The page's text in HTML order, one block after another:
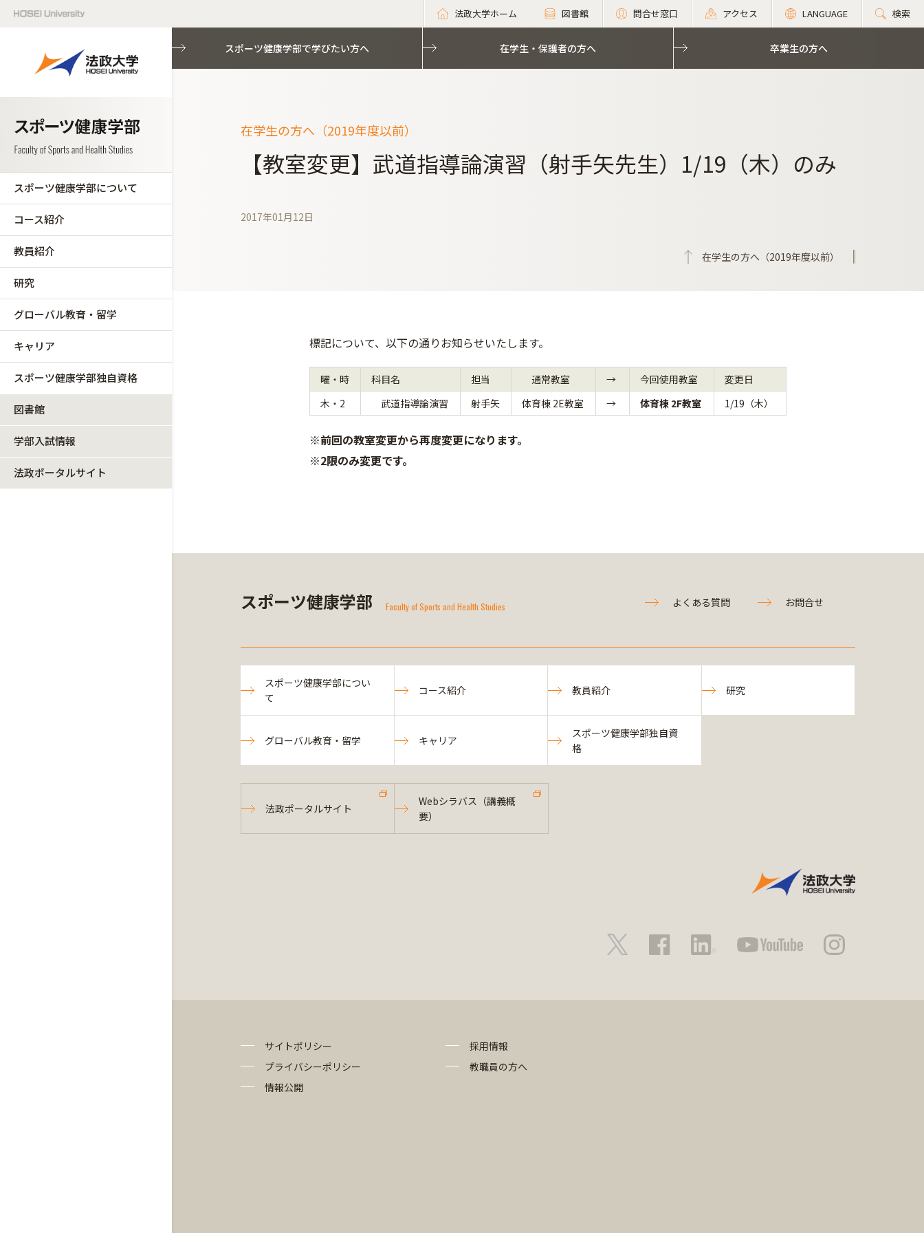
法政大学ホーム 図書館 問合せ窓口 アクセス LANGUAGE 検索
スポーツ健康学部について
コース紹介
教員紹介
研究
グローバル教育・留学
キャリア
スポーツ健康学部独自資格
図書館
学部入試情報
法政ポータルサイト
スポーツ健康学部で学びたい方へ 在学生・保護者の方へ 卒業生の方へ
在学生の方へ（2019年度以前）
【教室変更】武道指導論演習（射手矢先生）1/19（木）のみ
2017年01月12日
在学生の方へ（2019年度以前）
標記について、以下の通りお知らせいたします。
曜・時 科目名 担当 通常教室 → 今回使用教室
変更日
木・2
武道指導論演習 射手矢 体育棟 2E教室 → 体育棟 2F教室 1/19（木）
※前回の教室変更から再度変更になります。
※2限のみ変更です。
スポーツ健康学部 Faculty of Sports and Health Studies よくある質問 お問合せ
スポーツ健康学部につい
て
コース紹介 教員紹介 研究
グローバル教育・留学 キャリア
スポーツ健康学部独自資
格
法政ポータルサイト
Webシラバス（講義概
要）
サイトポリシー
プライバシーポリシー
情報公開
採用情報
教職員の方へ